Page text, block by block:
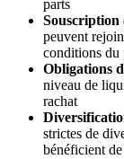
parts
Souscription
peuvent
conditions du
Obligations
niveau de
rachat
strictes de
bénéficient